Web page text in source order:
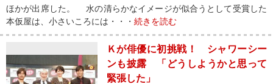
ほかが出席した。 水の清らかなイメージが似合うとして受賞した
本仮屋は、小さいころには・・・ 続きを読む
Ｋが俳優に初挑戦！ シャワーシー
ンも披露 「どうしようかと思って
緊張した」